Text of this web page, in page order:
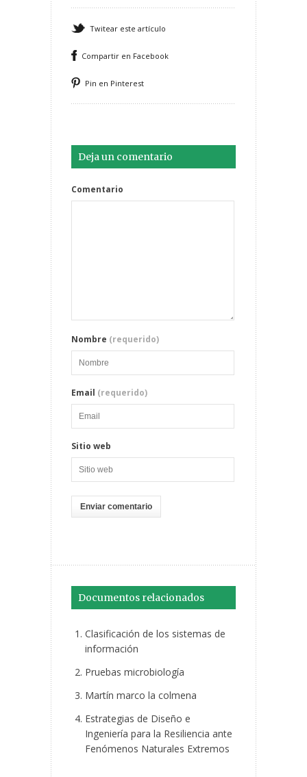
Twitear este artículo
Compartir en Facebook
Pin en Pinterest
Deja un comentario
Comentario
Nombre (requerido)
Email (requerido)
Sitio web
Documentos relacionados
Clasificación de los sistemas de
información
Pruebas microbiología
Martín marco la colmena
Estrategias de Diseño e
Ingeniería para la Resiliencia ante
Fenómenos Naturales Extremos